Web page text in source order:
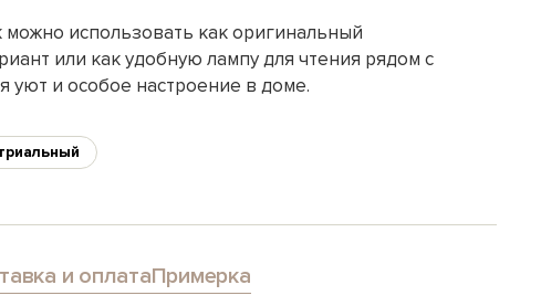
можно использовать как оригинальный
или как удобную лампу для чтения рядом с
уют и особое настроение в доме.
и оплатаПримерка